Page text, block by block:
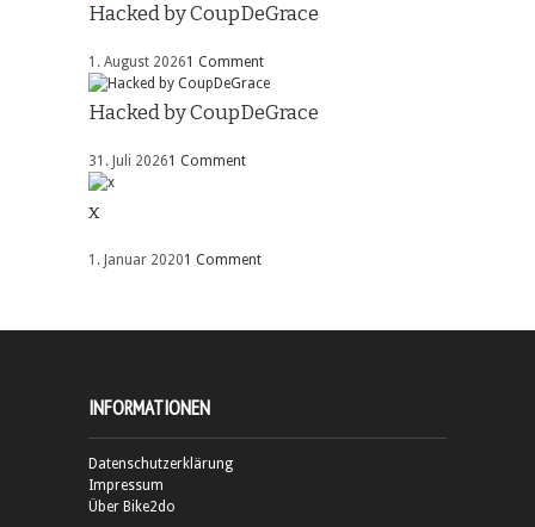
Hacked by CoupDeGrace
1. August 20261 Comment
Hacked by CoupDeGrace
31. Juli 20261 Comment
x
1. Januar 20201 Comment
INFORMATIONEN
Datenschutzerklärung
Impressum
Über Bike2do